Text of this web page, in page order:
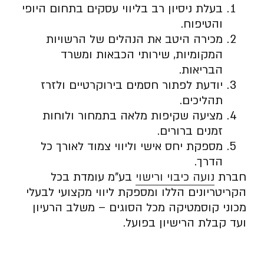
בעלת ניסיון רב בליווי עסקים בתחום היופי
והטיפוח.
מכירה היטב את הנהלים של הרשויות
המקומיות, שירותי הכבאות ומשרד
הבריאות.
יודעת לפתור חסמים בירוקרטיים ולזרז
תהליכים.
מציעה שקיפות מלאה בתמחור ולוחות
זמנים ברורים.
מספקת יחס אישי וליווי צמוד לאורך כל
הדרך.
חברת נועה כיבוי ורישוי בע”מ עומדת בכל
הקריטריונים הללו ומספקת ליווי מקצועי לבעלי
מכוני קוסמטיקה מכל הסוגים – משלב הרעיון
ועד קבלת הרישיון בפועל.